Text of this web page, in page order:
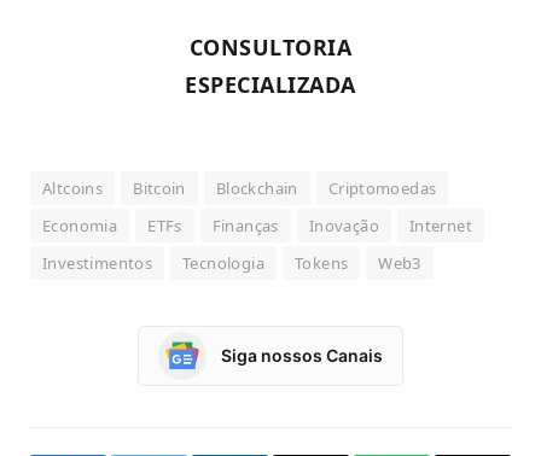
CONSULTORIA
ESPECIALIZADA
Altcoins Bitcoin Blockchain
Criptomoedas
Economia
ETFs Finanças Inovação
Internet
Investimentos
Tecnologia Tokens Web3
Siga nossos Canais